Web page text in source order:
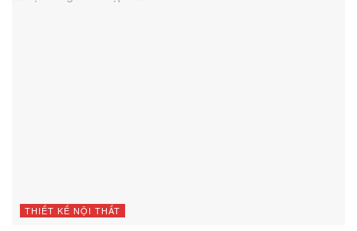
THIẾT KẾ NỘI THẤT